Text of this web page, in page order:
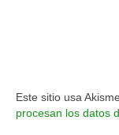
Este sitio usa
procesan los datos